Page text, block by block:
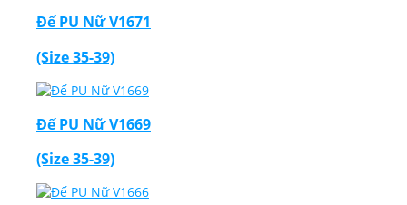
Đế PU Nữ V1671
(Size 35-39)
Đế PU Nữ V1669
(Size 35-39)